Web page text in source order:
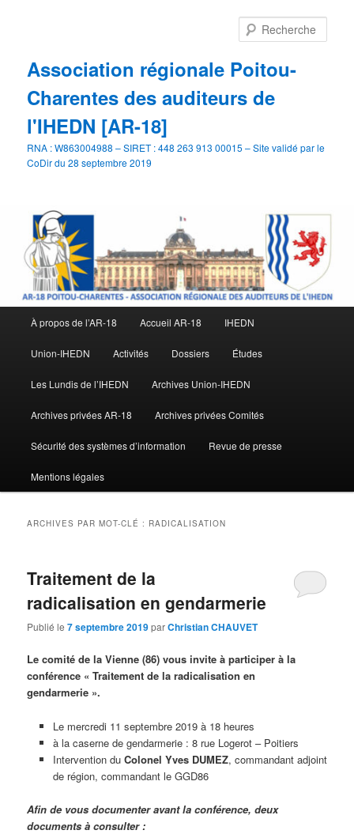
Association régionale Poitou-
Charentes des auditeurs de
l'IHEDN [AR-18]
RNA : W863004988 – SIRET : 448 263 913 00015 – Site validé par le
CoDir du 28 septembre 2019
principal
À propos de l’AR-18 Accueil AR-18 IHEDN
Union-IHEDN Activités Dossiers Études
Les Lundis de l’IHEDN Archives Union-IHEDN
Archives privées AR-18 Archives privées Comités
Sécurité des systèmes d’information Revue de presse
Mentions légales
ARCHIVES PAR MOT-CLÉ : RADICALISATION
Traitement de la
radicalisation en gendarmerie
Publié le7 septembre 2019parChristian CHAUVET
Le comité de la Vienne (86) vous invite à participer à la
conférence « Traitement de la radicalisation en
gendarmerie ».
Le mercredi 11 septembre 2019 à 18 heures
à la caserne de gendarmerie : 8 rue Logerot – Poitiers
Intervention du Colonel Yves DUMEZ, commandant adjoint
de région, commandant le GGD86
Afin de vous documenter avant la conférence, deux
documents à consulter :